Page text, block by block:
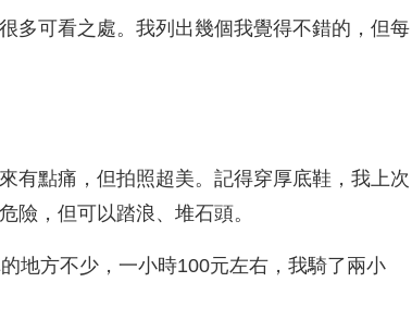
多可看之處。我列出幾個我覺得不錯的，但每
有點痛，但拍照超美。記得穿厚底鞋，我上次
險，但可以踏浪、堆石頭。
地方不少，一小時100元左右，我騎了兩小